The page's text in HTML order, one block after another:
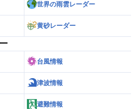
世界の雨雲レーダー
黄砂レーダー
台風情報
津波情報
避難情報